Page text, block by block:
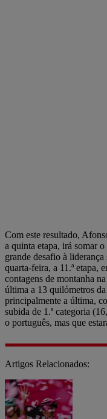
Com este resultado,
a quinta etapa, irá somar
grande desafio à liderança
quarta-feira, a 11.ª etapa,
contagens de montanha
última a 13 quilómetros
principalmente a última,
subida de 1.ª categoria
o português, mas que
Artigos Relacionados: